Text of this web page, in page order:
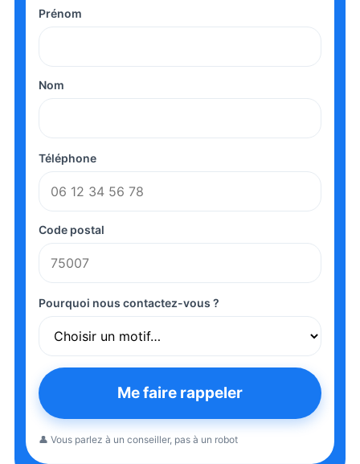
Prénom
Nom
Téléphone
Code postal
Pourquoi nous contactez-vous ?
Me faire rappeler
👤 Vous parlez à un conseiller, pas à un robot